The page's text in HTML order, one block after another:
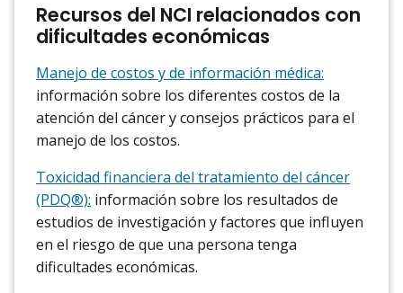
Recursos del NCI relacionados con
dificultades económicas
Manejo de costos y de información médica:
información sobre los diferentes costos de la
atención del cáncer y consejos prácticos para el
manejo de los costos.
Toxicidad financiera del tratamiento del cáncer
(PDQ®): información sobre los resultados de
estudios de investigación y factores que influyen
en el riesgo de que una persona tenga
dificultades económicas.